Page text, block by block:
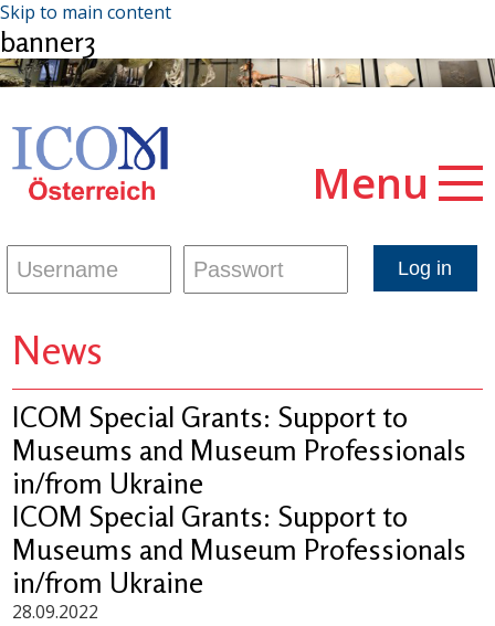
Skip to main content
banner3
Menu
News
ICOM Special Grants: Support to
Museums and Museum Professionals
in/from Ukraine
ICOM Special Grants: Support to
Museums and Museum Professionals
in/from Ukraine
28.09.2022